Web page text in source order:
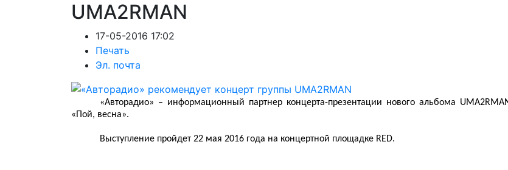
UMA2RMAN
17-05-2016 17:02
Печать
Эл. почта
«Авторадио» – информационный партнер концерта-презентации нового альбома
«Пой, весна».
Выступление пройдет 22 мая 2016 года на концертной площадке RED.